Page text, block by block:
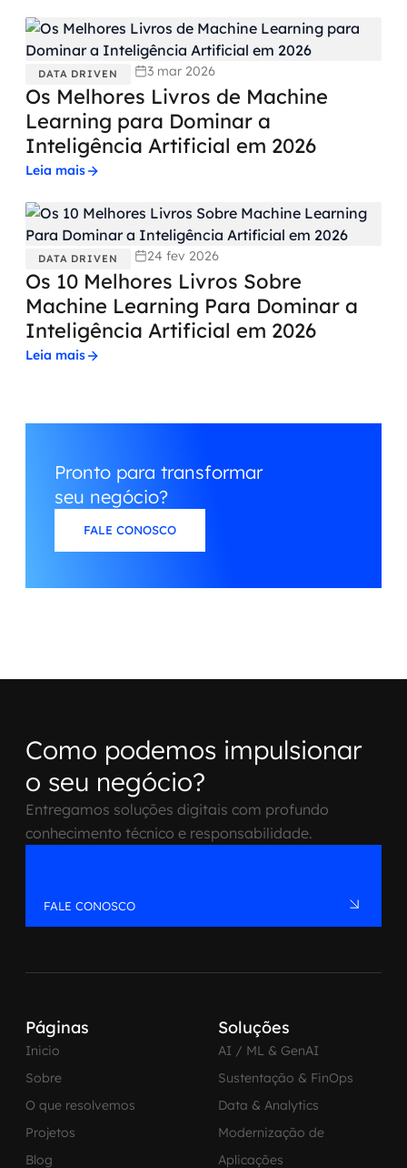
DATA DRIVEN 3 mar 2026
Os Melhores Livros de Machine
Learning para Dominar a
Inteligência Artificial em 2026
Leia mais
DATA DRIVEN 24 fev 2026
Os 10 Melhores Livros Sobre
Machine Learning Para Dominar a
Inteligência Artificial em 2026
Leia mais
Pronto para transformar
seu negócio?
FALE CONOSCO
Como podemos impulsionar
o seu negócio?
Entregamos soluções digitais com profundo
conhecimento técnico e responsabilidade.
FALE CONOSCO
Páginas
Inicio
Sobre
O que resolvemos
Projetos
Blog
Soluções
AI / ML & GenAI
Sustentação & FinOps
Data & Analytics
Modernização de
Aplicações